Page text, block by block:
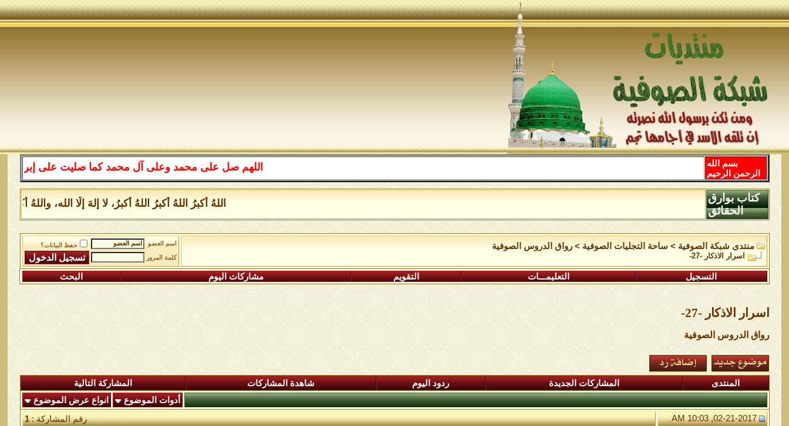
اللهم صل على محمد وعلى آل محمد كما صليت على إبراهيم وعلى آل
بسم الله
الرحمن الرحيم
اللهُ أكبرُ اللهُ أكبرُ اللهُ أكبرُ، لا إلهَ إلَّا الله، واللهُ أكبر
كتاب بوارق
الحقائق
منتدى شبكة الصوفية > ساحة التجليات الصوفية >رواق الدروس الصوفية
اسرار الاذكار -27-
اسم العضو
حفظ البيانات؟
كلمة المرور
التسجيل التعليمـــات التقويم مشاركات اليوم البحث
اسرار الاذكار -27-
رواق الدروس الصوفية
المنتدى المشاركات الجديدة ردود اليوم شاهدة المشاركات
المشاركة التالية
أدوات الموضوع
انواع عرض الموضوع
02-21-2017, 10:03 AM
رقم المشاركة :1